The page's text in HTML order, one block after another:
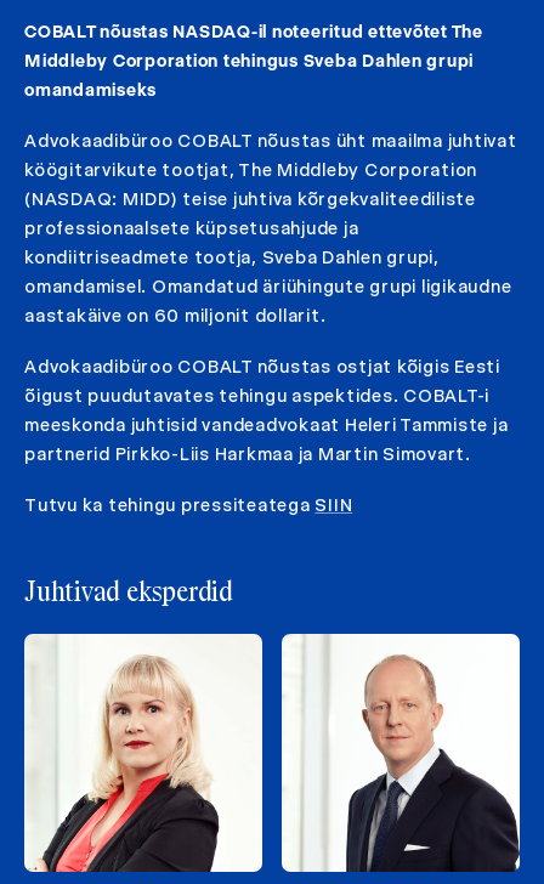
COBALT nõustas NASDAQ-il noteeritud ettevõtet The
Middleby Corporation tehingus Sveba Dahlen grupi
omandamiseks
Advokaadibüroo COBALT nõustas üht maailma juhtivat
köögitarvikute tootjat, The Middleby Corporation
(NASDAQ: MIDD) teise juhtiva kõrgekvaliteediliste
professionaalsete küpsetusahjude ja
kondiitriseadmete tootja, Sveba Dahlen grupi,
omandamisel. Omandatud äriühingute grupi ligikaudne
aastakäive on 60 miljonit dollarit.
Advokaadibüroo COBALT nõustas ostjat kõigis Eesti
õigust puudutavates tehingu aspektides. COBALT-i
meeskonda juhtisid vandeadvokaat Heleri Tammiste ja
partnerid Pirkko-Liis Harkmaa ja Martin Simovart.
Tutvu ka tehingu pressiteatega SIIN
Juhtivad eksperdid